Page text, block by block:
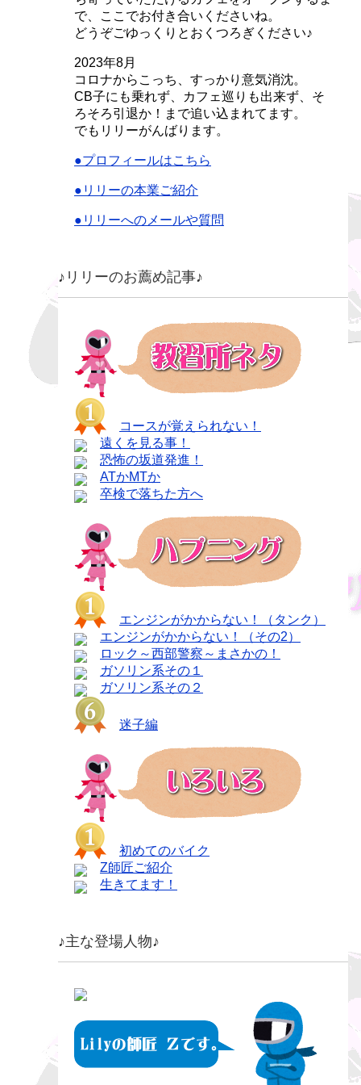
で、ここでお付き合いくださいね。
どうぞごゆっくりとおくつろぎください♪
2023年8月
コロナからこっち、すっかり意気消沈。
CB子にも乗れず、カフェ巡りも出来ず、そ
ろそろ引退か！まで追い込まれてます。
でもリリーがんばります。
●プロフィールはこちら
●リリーの本業ご紹介
●リリーへのメールや質問
♪リリーのお薦め記事♪
コースが覚えられない！
遠くを見る事！
恐怖の坂道発進！
ATかMTか
卒検で落ちた方へ
エンジンがかからない！（タンク）
エンジンがかからない！（その2）
ロック～西部警察～まさかの！
ガソリン系その１
ガソリン系その２
迷子編
初めてのバイク
Z師匠ご紹介
生きてます！
♪主な登場人物♪